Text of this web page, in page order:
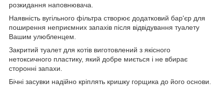
розкидання наповнювача.
Наявність вугільного фільтра створює додатковий бар'єр для
поширення неприємних запахів після відвідування туалету
Вашим улюбленцем.
Закритий туалет для котів виготовлений з якісного
нетоксичного пластику, який добре миється і не вбирає
сторонні запахи.
Бічні засувки надійно кріплять кришку горщика до його основи.